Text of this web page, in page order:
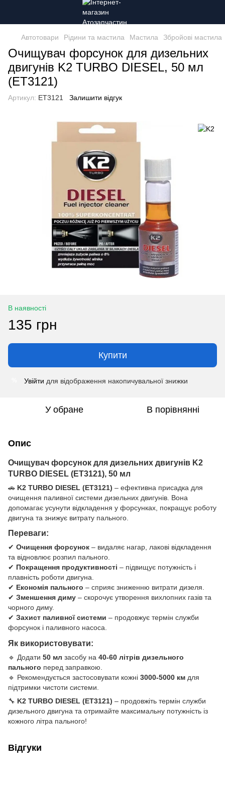
Автотовари Рідини та мастила Мастила Збройові мастила
Очищувач форсунок для дизельних
двигунів K2 TURBO DIESEL, 50 мл
(ET3121)
Артикул: ET3121 Залишити відгук
В наявності
135 грн
Купити
Увійти для відображення накопичувальної знижки
У обране В порівнянні
Опис
Очищувач форсунок для дизельних двигунів K2
TURBO DIESEL (ET3121), 50 мл
🚗 K2 TURBO DIESEL (ET3121) – ефективна присадка для
очищення паливної системи дизельних двигунів. Вона
допомагає усунути відкладення у форсунках, покращує роботу
двигуна та знижує витрату пального.
Переваги:
✔ Очищення форсунок – видаляє нагар, лакові відкладення
та відновлює розпил пального.
✔ Покращення продуктивності – підвищує потужність і
плавність роботи двигуна.
✔ Економія пального – сприяє зниженню витрати дизеля.
✔ Зменшення диму – скорочує утворення вихлопних газів та
чорного диму.
✔ Захист паливної системи – продовжує термін служби
форсунок і паливного насоса.
Як використовувати:
🔹 Додати 50 мл засобу на 40-60 літрів дизельного
пального перед заправкою.
🔹 Рекомендується застосовувати кожні 3000-5000 км для
підтримки чистоти системи.
🔧 K2 TURBO DIESEL (ET3121) – продовжіть термін служби
дизельного двигуна та отримайте максимальну потужність із
кожного літра пального!
Відгуки